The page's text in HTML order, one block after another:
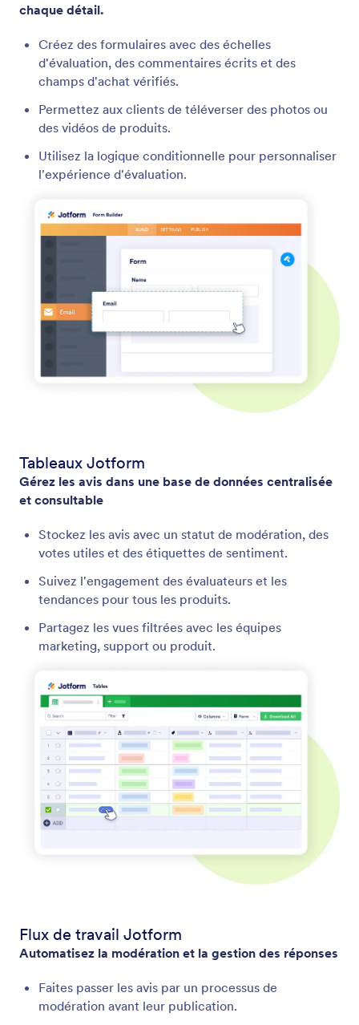
chaque détail.
Créez des formulaires avec des échelles
d'évaluation, des commentaires écrits et des
champs d'achat vérifiés.
Permettez aux clients de téléverser des photos ou
des vidéos de produits.
Utilisez la logique conditionnelle pour personnaliser
l'expérience d'évaluation.
Tableaux Jotform
Gérez les avis dans une base de données centralisée
et consultable
Stockez les avis avec un statut de modération, des
votes utiles et des étiquettes de sentiment.
Suivez l'engagement des évaluateurs et les
tendances pour tous les produits.
Partagez les vues filtrées avec les équipes
marketing, support ou produit.
Flux de travail Jotform
Automatisez la modération et la gestion des réponses
Faites passer les avis par un processus de
modération avant leur publication.